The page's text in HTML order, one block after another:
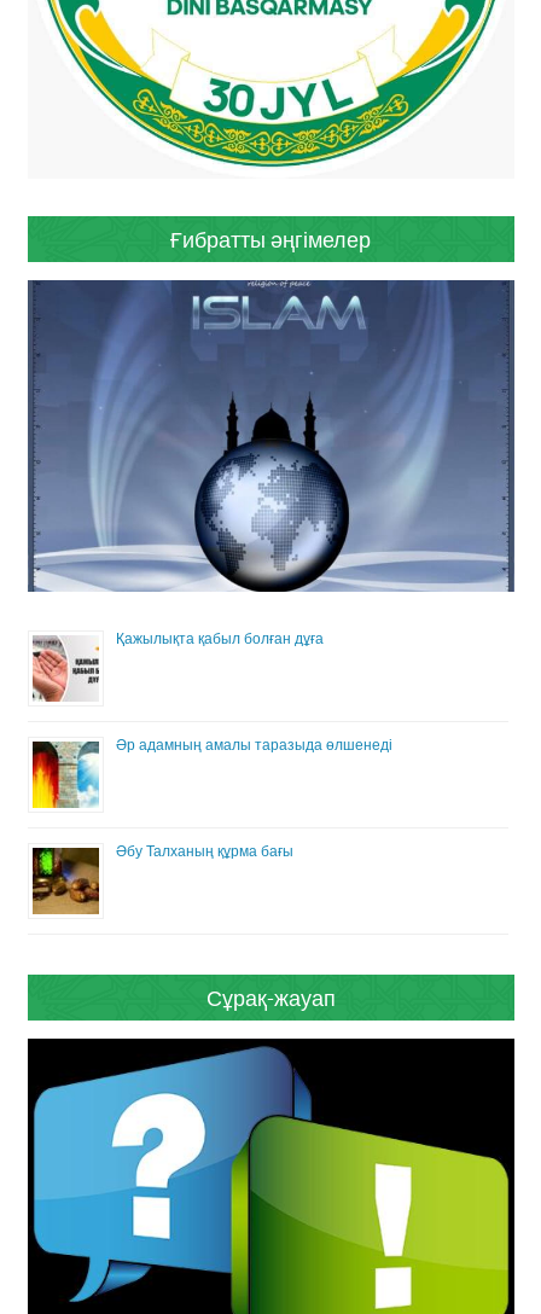
Ғибратты әңгімелер
Қажылықта қабыл болған дұға
Әр адамның амалы таразыда өлшенеді
Әбу Талханың құрма бағы
Сұрақ-жауап